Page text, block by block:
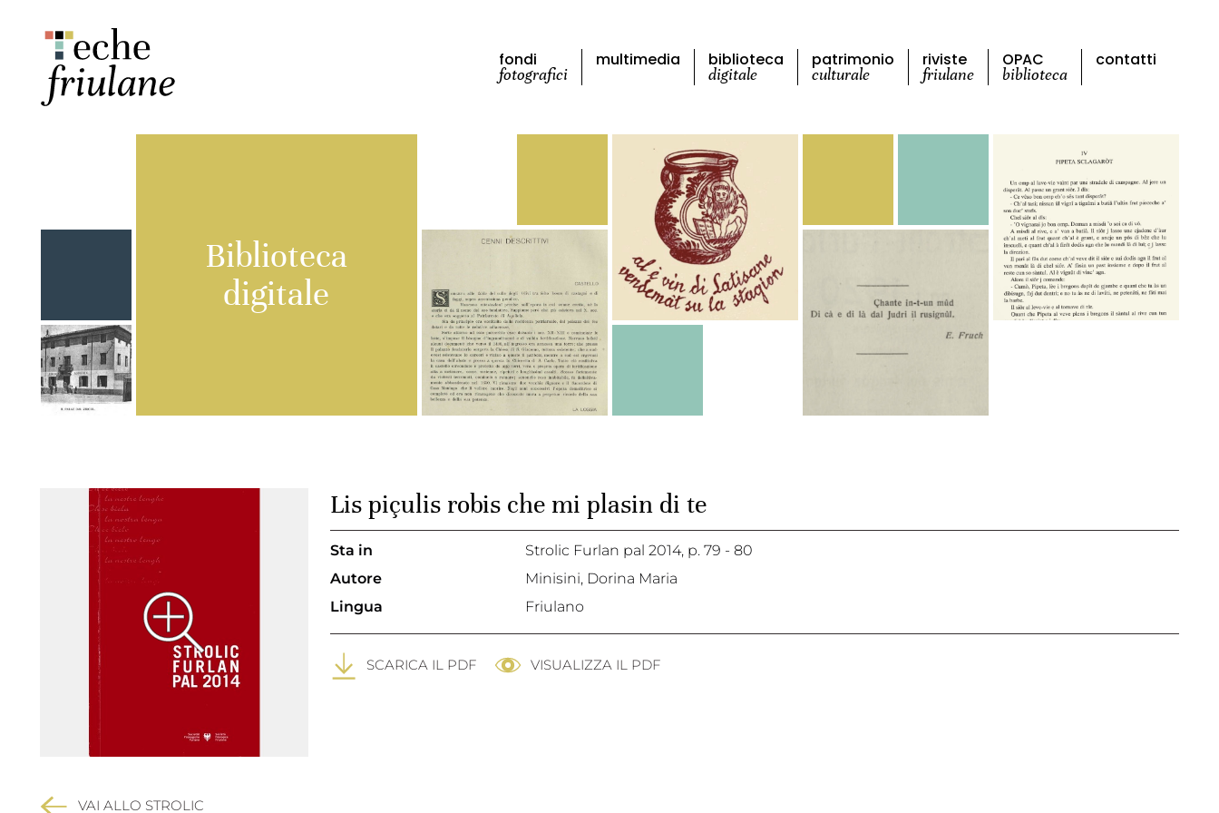
fondi
fotografici
multimedia biblioteca
digitale
patrimonio
culturale
riviste
friulane
OPAC
biblioteca
contatti
Biblioteca
digitale
VAI ALLO STROLIC
Lis piçulis robis che mi plasin di te
Sta in Strolic Furlan pal 2014, p. 79 - 80
Autore
Minisini, Dorina Maria
Lingua
Friulano
SCARICA IL PDF VISUALIZZA IL PDF